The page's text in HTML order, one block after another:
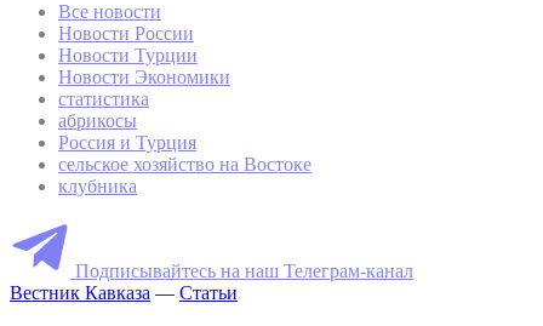
Все новости
Новости России
Новости Турции
Новости Экономики
статистика
абрикосы
Россия и Турция
сельское хозяйство на Востоке
клубника
Подписывайтесь на наш Телеграм-канал
Вестник Кавказа — Статьи